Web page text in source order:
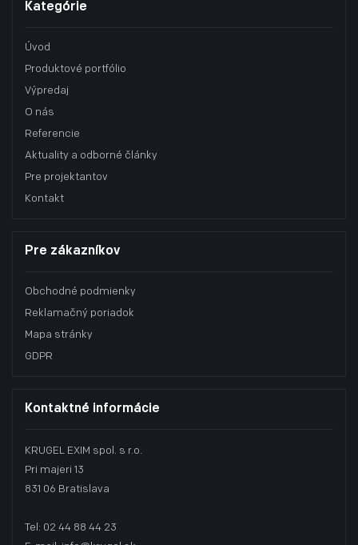
Kategórie
Úvod
Produktové portfólio
Výpredaj
O nás
Referencie
Aktuality a odborné články
Pre projektantov
Kontakt
Pre zákazníkov
Obchodné podmienky
Reklamačný poriadok
Mapa stránky
GDPR
Kontaktné informácie
KRUGEL EXIM spol. s r.o.
Pri majeri 13
831 06 Bratislava
Tel: 02 44 88 44 23